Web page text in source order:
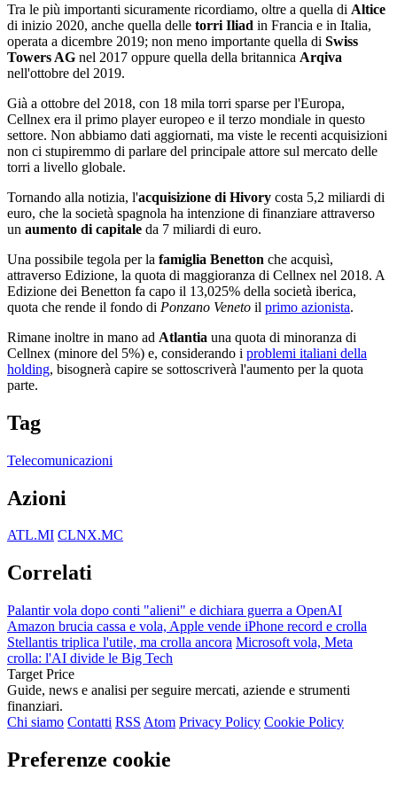
Tra le più importanti sicuramente ricordiamo, oltre a quella di Altice
di inizio 2020, anche quella delle torri Iliad in Francia e in Italia,
operata a dicembre 2019; non meno importante quella di Swiss
Towers AG nel 2017 oppure quella della britannica Arqiva
nell'ottobre del 2019.
Già a ottobre del 2018, con 18 mila torri sparse per l'Europa,
Cellnex era il primo player europeo e il terzo mondiale in questo
settore. Non abbiamo dati aggiornati, ma viste le recenti acquisizioni
non ci stupiremmo di parlare del principale attore sul mercato delle
torri a livello globale.
Tornando alla notizia, l'acquisizione di Hivory costa 5,2 miliardi di
euro, che la società spagnola ha intenzione di finanziare attraverso
un aumento di capitale da 7 miliardi di euro.
Una possibile tegola per la famiglia Benetton che acquisì,
attraverso Edizione, la quota di maggioranza di Cellnex nel 2018. A
Edizione dei Benetton fa capo il 13,025% della società iberica,
quota che rende il fondo di Ponzano Veneto il primo azionista.
Rimane inoltre in mano ad Atlantia una quota di minoranza di
Cellnex (minore del 5%) e, considerando i problemi italiani della
holding, bisognerà capire se sottoscriverà l'aumento per la quota
parte.
Tag
Telecomunicazioni
Azioni
ATL.MI CLNX.MC
Correlati
Palantir vola dopo conti "alieni" e dichiara guerra a OpenAI
Amazon brucia cassa e vola, Apple vende iPhone record e crolla
Stellantis triplica l'utile, ma crolla ancora Microsoft vola, Meta
crolla: l'AI divide le Big Tech
Target Price
Guide, news e analisi per seguire mercati, aziende e strumenti
finanziari.
Chi siamo Contatti RSS Atom Privacy Policy Cookie Policy
Preferenze cookie